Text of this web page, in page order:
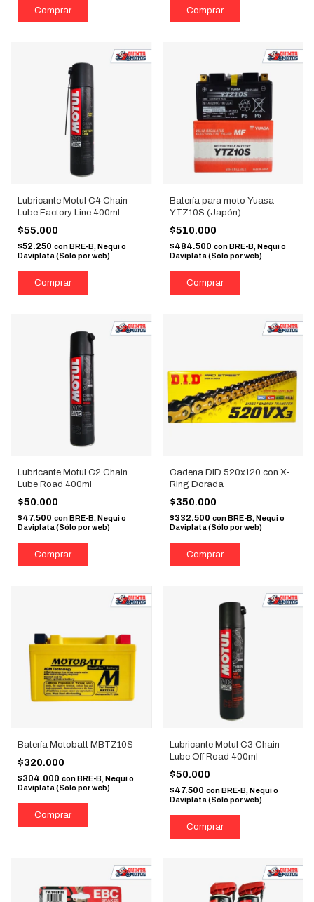
Lubricante Motul C4 Chain
Lube Factory Line 400ml
$55.000
$52.250 conBRE-B, Nequi o
Daviplata (Sólo por web)
Batería para moto Yuasa
YTZ10S (Japón)
$510.000
$484.500 con BRE-B, Nequi o
Daviplata (Sólo por web)
Lubricante Motul C2 Chain
Lube Road 400ml
$50.000
$47.500 con BRE-B, Nequi o
Daviplata (Sólo por web)
Cadena DID 520x120 con X-
Ring Dorada
$350.000
$332.500 con BRE-B, Nequi o
Daviplata (Sólo por web)
Batería Motobatt MBTZ10S
$320.000
$304.000 conBRE-B, Nequi o
Daviplata (Sólo por web)
Lubricante Motul C3 Chain
Lube Off Road 400ml
$50.000
$47.500 con BRE-B, Nequi o
Daviplata (Sólo por web)